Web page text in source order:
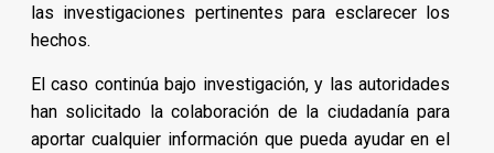
las investigaciones pertinentes para esclarecer los
hechos.
El caso continúa bajo investigación, y las autoridades
han solicitado la colaboración de la ciudadanía para
aportar cualquier información que pueda ayudar en el